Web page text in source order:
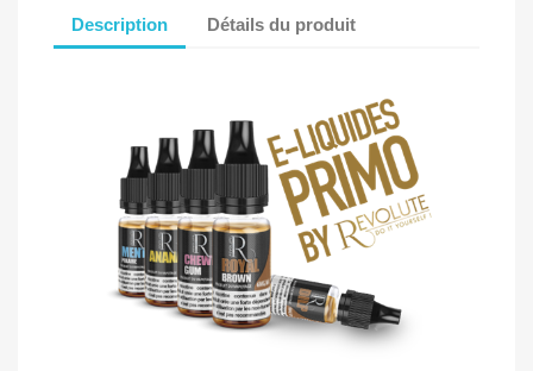
Description Détails du produit